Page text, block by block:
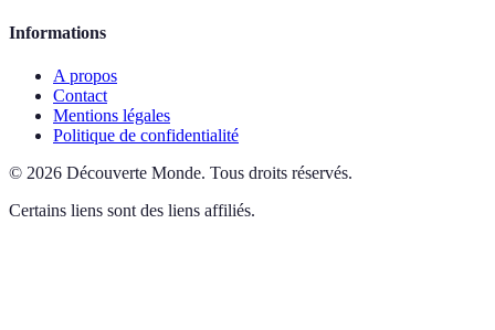
Informations
A propos
Contact
Mentions légales
Politique de confidentialité
© 2026 Découverte Monde. Tous droits réservés.
Certains liens sont des liens affiliés.